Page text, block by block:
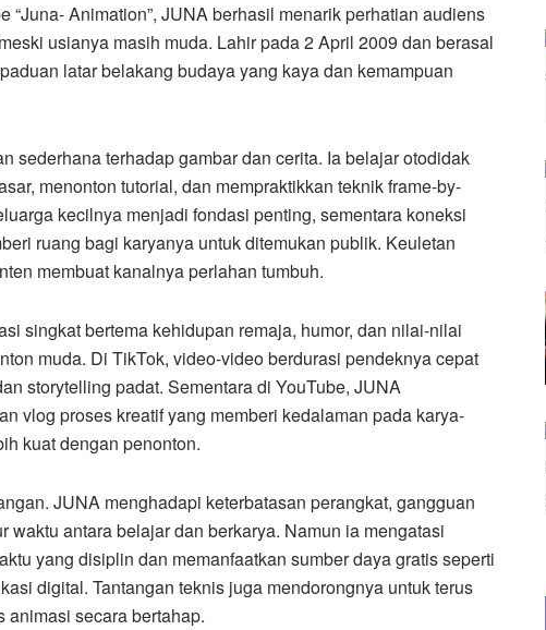
“Juna- Animation”, JUNA berhasil menarik perhatian audiens
usianya masih muda. Lahir pada 2 April 2009 dan berasal
latar belakang budaya yang kaya dan kemampuan
sederhana terhadap gambar dan cerita. Ia belajar otodidak
menonton tutorial, dan mempraktikkan teknik frame-by-
kecilnya menjadi fondasi penting, sementara koneksi
ruang bagi karyanya untuk ditemukan publik. Keuletan
membuat kanalnya perlahan tumbuh.
singkat bertema kehidupan remaja, humor, dan nilai-nilai
muda. Di TikTok, video-video berdurasi pendeknya cepat
storytelling padat. Sementara di YouTube, JUNA
vlog proses kreatif yang memberi kedalaman pada karya-
kuat dengan penonton.
JUNA menghadapi keterbatasan perangkat, gangguan
waktu antara belajar dan berkarya. Namun ia mengatasi
yang disiplin dan memanfaatkan sumber daya gratis seperti
digital. Tantangan teknis juga mendorongnya untuk terus
secara bertahap.